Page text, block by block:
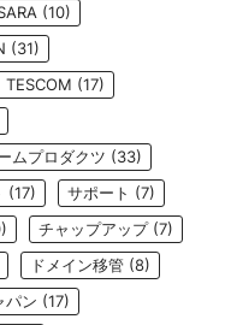
(10)
(31)
TESCOM (17)
ムプロダクツ (33)
(17) サポート (7)
チャップアップ(7)
ドメイン移管 (8)
パン (17)